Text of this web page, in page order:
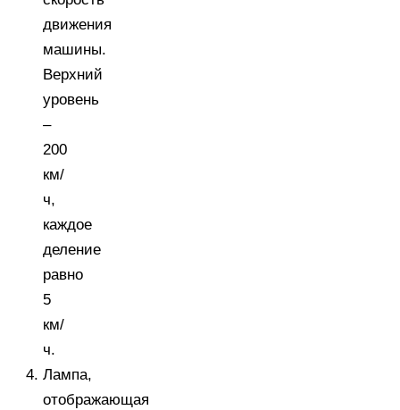
движения
машины.
Верхний
уровень
–
200
км/
ч,
каждое
деление
равно
5
км/
ч.
Лампа,
отображающая